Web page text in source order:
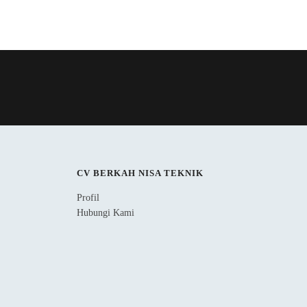
CV BERKAH NISA TEKNIK
Profil
Hubungi Kami